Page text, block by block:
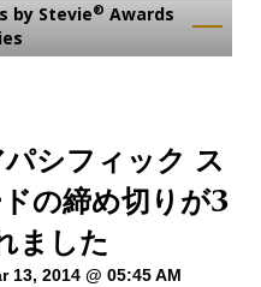
by Stevie® Awards
シフィック ス
の締め切りが3
ました
13, 2014 @ 05:45 AM